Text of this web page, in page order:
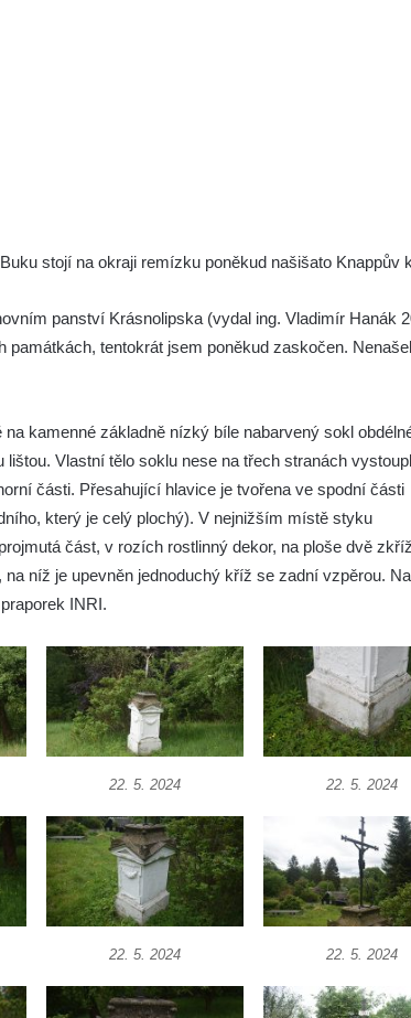
stojí na okraji remízku poněkud našišato Knappův
panství Krásnolipska (vydal ing. Vladimír Hanák
tentokrát jsem poněkud zaskočen.
kamenné základně nízký bíle nabarvený sokl
Vlastní tělo soklu nese na třech stranách
části. Přesahující hlavice je tvořena ve spodní části
který je celý plochý). V nejnižším místě styku
část, v rozích rostlinný dekor, na ploše dvě
níž je upevněn jednoduchý kříž se zadní vzpěrou.
INRI.
22. 5. 2024 22. 5. 2024
22. 5. 2024 22. 5. 2024